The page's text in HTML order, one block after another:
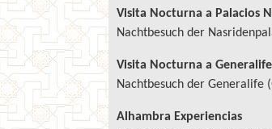
Visita Nocturna a Palacios
Nachtbesuch der
Visita Nocturna a Generalife
Nachtbesuch der Generalife
Alhambra Experiencias